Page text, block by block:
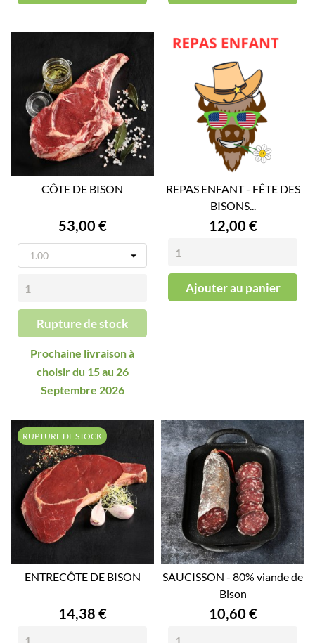
CÔTE DE BISON
Prix
53,00 €
Rupture de stock
Prochaine livraison à
choisir du 15 au 26
Septembre 2026
REPAS ENFANT - FÊTE DES
BISONS...
Prix
12,00 €
Ajouter au panier
ENTRECÔTE DE BISON
Prix
14,38 €
RUPTURE DE STOCK
SAUCISSON - 80% viande de
Bison
Prix
10,60 €